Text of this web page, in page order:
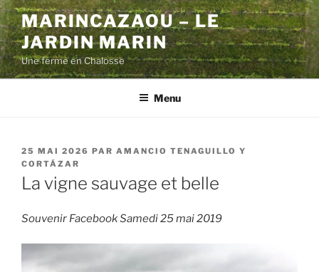
Aller
au
contenu
principal
MARINCAZAOU – LE
JARDIN MARIN
Une ferme en Chalosse
Menu
PUBLIÉ
LE
25 MAI 2026 PAR AMANCIO TENAGUILLO Y
CORTÁZAR
La vigne sauvage et belle
Souvenir Facebook Samedi 25 mai 2019